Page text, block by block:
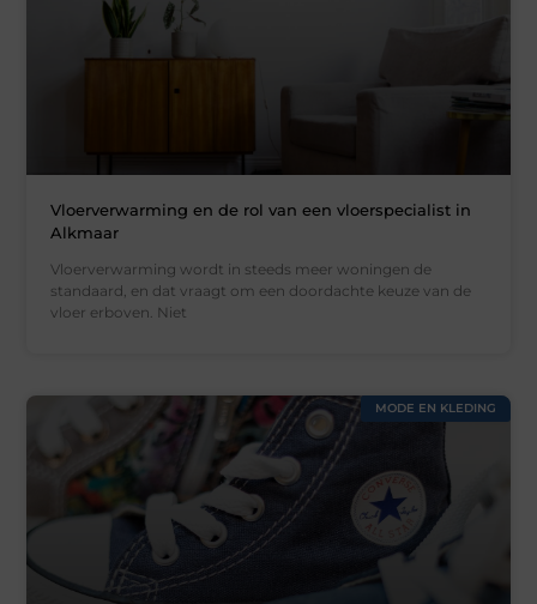
Vloerverwarming en de rol van een vloerspecialist in
Alkmaar
Vloerverwarming wordt in steeds meer woningen de
standaard, en dat vraagt om een doordachte keuze van de
vloer erboven. Niet
MODE EN KLEDING